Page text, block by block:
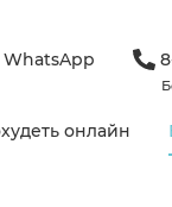
WhatsApp
онлайн